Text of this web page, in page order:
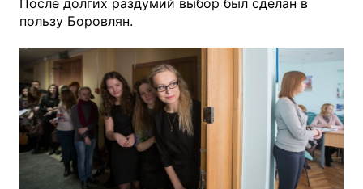
После долгих раздумий выбор был сделан в
пользу Боровлян.